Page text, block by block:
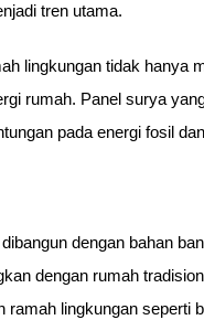
tren utama.
lingkungan tidak hanya
rumah. Panel surya
pada energi fosil
dengan bahan
dengan rumah
ramah lingkungan seperti